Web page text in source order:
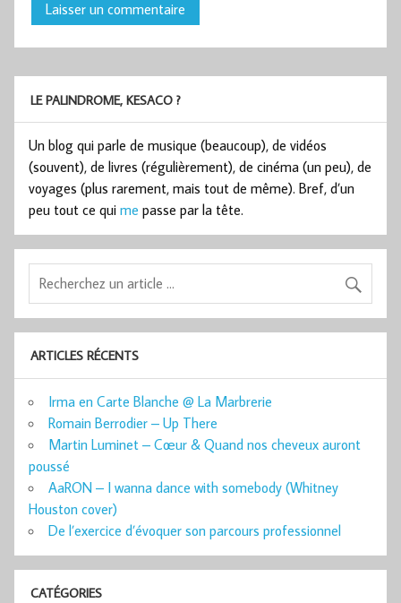
LE PALINDROME, KESACO ?
Un blog qui parle de musique (beaucoup), de vidéos
(souvent), de livres (régulièrement), de cinéma (un peu), de
voyages (plus rarement, mais tout de même). Bref, d’un
peu tout ce qui me passe par la tête.
ARTICLES RÉCENTS
Irma en Carte Blanche @ La Marbrerie
Romain Berrodier – Up There
Martin Luminet – Cœur & Quand nos cheveux auront
poussé
AaRON – I wanna dance with somebody (Whitney
Houston cover)
De l’exercice d’évoquer son parcours professionnel
CATÉGORIES